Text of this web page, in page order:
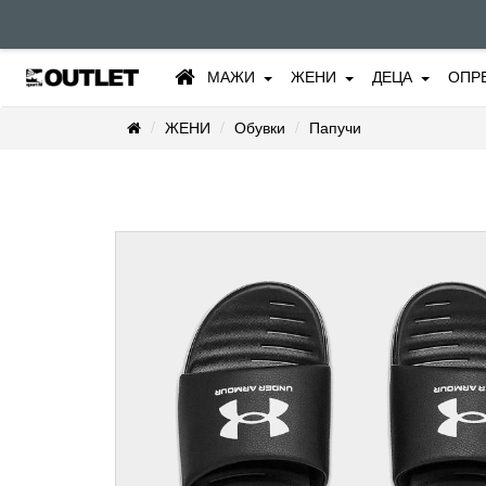
МАЖИ ЖЕНИ ДЕЦА
ЖЕНИ Обувки Папучи